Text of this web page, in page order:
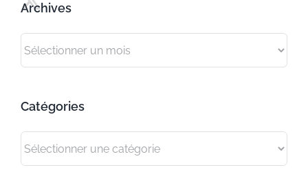
Archives
Catégories